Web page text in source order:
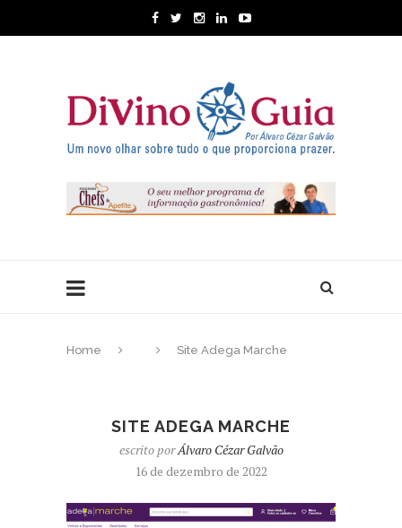
Home Site Adega Marche
SITE ADEGA MARCHE
escrito porÁlvaro Cézar Galvão
16 de dezembro de 2022